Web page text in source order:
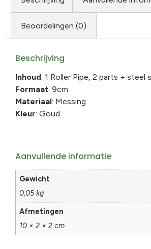
Beoordelingen (0)
Beschrijving
Inhoud: 1 Roller Pipe, 2 parts + steel
Formaat: 9cm
Materiaal: Messing
Kleur: Goud
Aanvullende informatie
Gewicht
0,05 kg
Afmetingen
10 × 2 × 2 cm